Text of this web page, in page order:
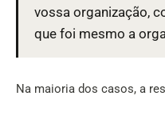
vossa organização,
que foi mesmo a
Na maioria dos casos, a